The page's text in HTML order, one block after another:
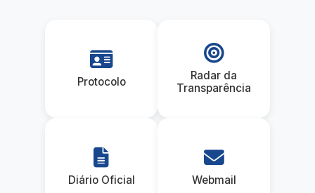
Protocolo
Radar da
Transparência
Diário Oficial Webmail